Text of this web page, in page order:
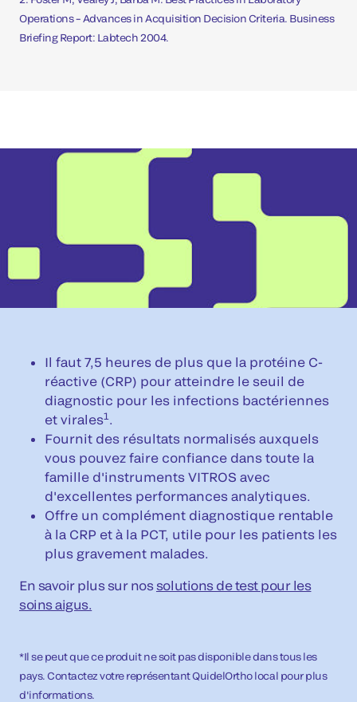
Operations – Advances in Acquisition Decision Criteria. Business
Briefing Report: Labtech 2004.
Il faut 7,5 heures de plus que la protéine C-
réactive (CRP) pour atteindre le seuil de
diagnostic pour les infections bactériennes
et virales1 .
Fournit des résultats normalisés auxquels
vous pouvez faire confiance dans toute la
famille d'instruments VITROS avec
d'excellentes performances analytiques.
Offre un complément diagnostique rentable
à la CRP et à la PCT, utile pour les patients les
plus gravement malades.
En savoir plus sur nossolutions de test pour les
soins aigus.
*Il se peut que ce produit ne soit pas disponible dans tous les
pays. Contactez votre représentant QuidelOrtho local pour plus
d'informations.